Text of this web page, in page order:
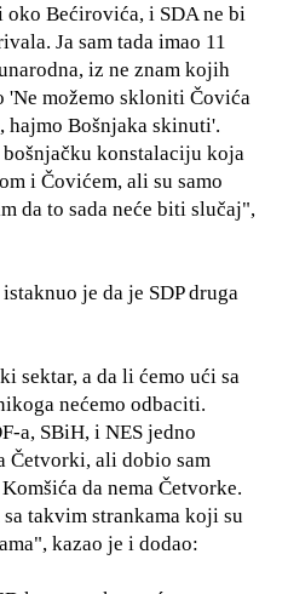
Bećirovića, i SDA ne bi
Ja sam tada imao 11
iz ne znam kojih
možemo skloniti Čovića
hajmo Bošnjaka skinuti'.
konstalaciju koja
i Čovićem, ali su samo
da to sada neće biti slučaj",
je da je SDP druga
sektar, a da li ćemo ući sa
nećemo odbaciti.
a, SBiH, i NES jedno
Četvorki, ali dobio sam
da nema Četvorke.
takvim strankama koji su
kazao je i dodao: